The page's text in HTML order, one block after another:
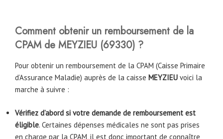
Comment obtenir un remboursement de la
CPAM de MEYZIEU (69330) ?
Pour obtenir un remboursement de la CPAM (Caisse Primaire
d’Assurance Maladie) auprès de la caisse MEYZIEU voici la
marche à suivre :
Vérifiez d’abord si votre demande de remboursement est
éligible. Certaines dépenses médicales ne sont pas prises
en charge par la CPAM, il est donc important de connaître